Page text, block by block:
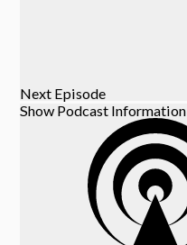
Next Episode
Show Podcast Information